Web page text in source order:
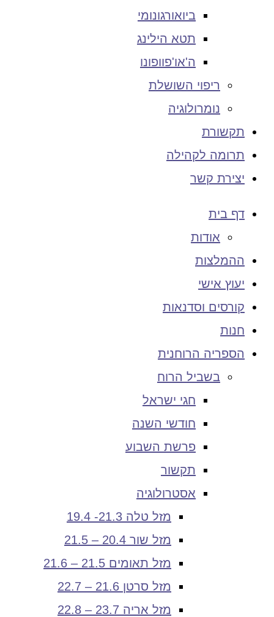
ביואורגונומי
תטא הילינג
ה'או'פוופונו
ריפוי השושלת
נומרולוגיה
תקשורת
תרומה לקהילה
יצירת קשר
דף בית
אודות
ההמלצות
יעוץ אישי
קורסים וסדנאות
חנות
הספריה הרוחנית
בשביל הרוח
חגי ישראל
חודשי השנה
פרשת השבוע
תקשור
אסטרולוגיה
מזל טלה 21.3- 19.4
מזל שור 20.4 – 21.5
מזל תאומים 21.5 – 21.6
מזל סרטן 21.6 – 22.7
מזל אריה 23.7 – 22.8